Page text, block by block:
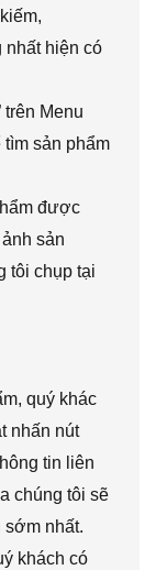
nhất hiện có
trên Menu
tìm sản phẩm
được
sản
tôi chụp tại
quý khác
nhấn nút
tin liên
chúng tôi sẽ
sớm nhất.
khách có